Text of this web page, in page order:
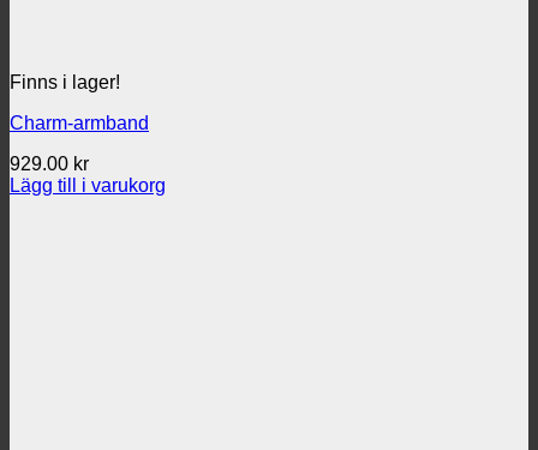
Finns i lager!
Charm-armband
929.00 kr
Lägg till i varukorg